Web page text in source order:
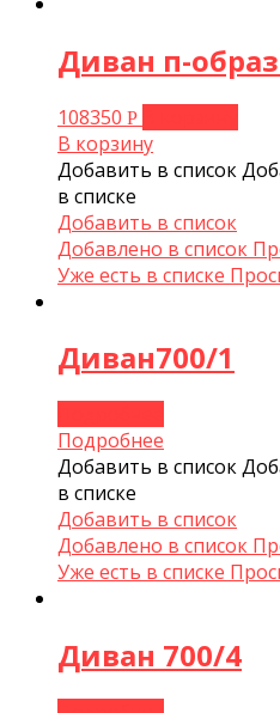
Диван п-
108350 Р
В корзину
Добавить в список
в списке
Добавить в список
Добавлено в список
Уже есть в списке
Диван700/1
Подробнее
Добавить в список
в списке
Добавить в список
Добавлено в список
Уже есть в списке
Диван 700/4